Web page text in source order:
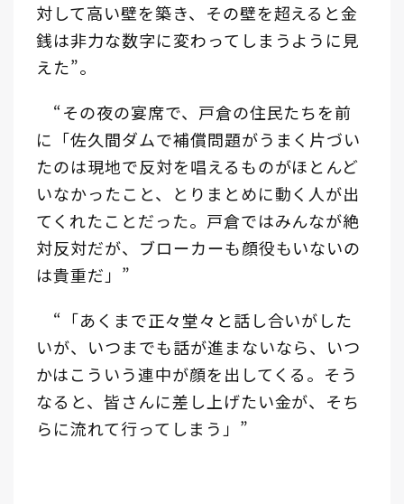
対して高い壁を築き、その壁を超えると金
銭は非力な数字に変わってしまうように見
えた”。
“その夜の宴席で、戸倉の住民たちを前
に「佐久間ダムで補償問題がうまく片づい
たのは現地で反対を唱えるものがほとんど
いなかったこと、とりまとめに動く人が出
てくれたことだった。戸倉ではみんなが絶
対反対だが、ブローカーも顔役もいないの
は貴重だ」”
“「あくまで正々堂々と話し合いがした
いが、いつまでも話が進まないなら、いつ
かはこういう連中が顔を出してくる。そう
なると、皆さんに差し上げたい金が、そち
らに流れて行ってしまう」”